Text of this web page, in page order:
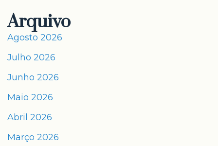
Arquivo
Agosto 2026
Julho 2026
Junho 2026
Maio 2026
Abril 2026
Março 2026